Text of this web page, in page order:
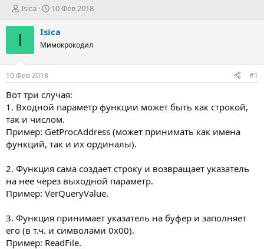
А
т
т
м
ы
Isica
Д
т
н
а
л
а
10 Фев 2018
I Isica
Мимокрокодил
10 Фев 2018 #1
Вот три случая:
1. Входной параметр функции может быть как строкой,
так и числом.
Пример: GetProcAddress (может принимать как имена
функций, так и их ординалы).
2. Функция сама создает строку и возвращает указатель
на нее через выходной параметр.
Пример: VerQueryValue.
3. Функция принимает указатель на буфер и заполняет
его (в т.ч. и символами 0x00).
Пример: ReadFile.